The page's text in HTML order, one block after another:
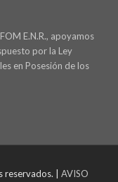
E.N.R., apoyamos
por la Ley
en Posesión de los
| AVISO